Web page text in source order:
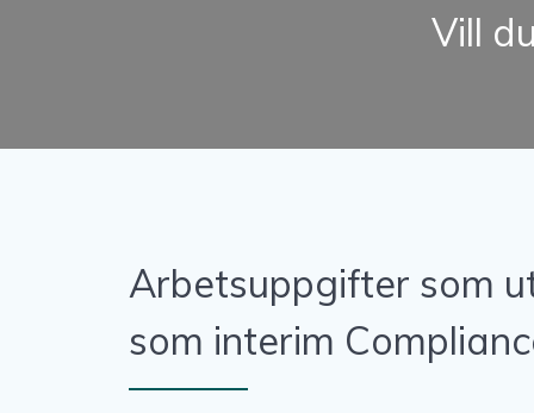
Vill
Arbetsuppgifter som
som interim